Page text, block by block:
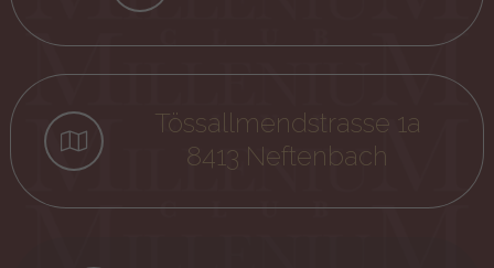
Tössallmendstrasse 1a
8413 Neftenbach